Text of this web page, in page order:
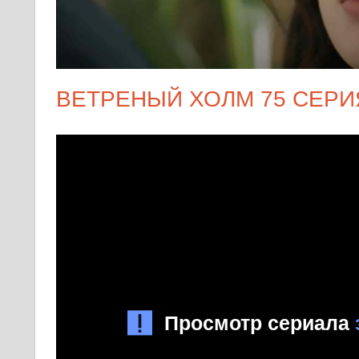
ВЕТРЕНЫЙ ХОЛМ 75